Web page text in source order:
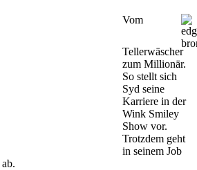
Vom
Tellerwäscher
zum Millionär.
So stellt sich
Syd seine
Karriere in der
Wink Smiley
Show vor.
Trotzdem geht
in seinem Job